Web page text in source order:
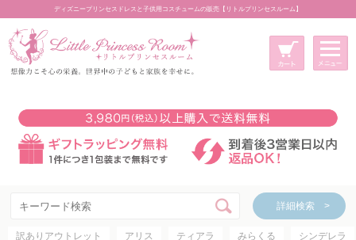
ディズニープリンセスドレスと子供用コスチュームの販売【リトルプリンセスルーム】
詳細検索 >
訳ありアウトレット アリス ティアラ みらくる シンデレラ
新規会員登録
マイページ
カート
詳細検索 >
アイテムカテゴリー